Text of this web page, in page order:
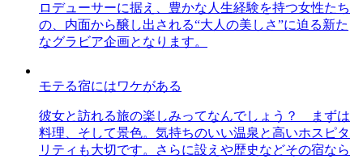
ロデューサーに据え、豊かな人生経験を持つ女性たち
の、内面から醸し出される“大人の美しさ”に迫る新た
なグラビア企画となります。
モテる宿にはワケがある
彼女と訪れる旅の楽しみってなんでしょう？ まずは
料理、そして景色。気持ちのいい温泉と高いホスピタ
リティも大切です。さらに設えや歴史などその宿なら